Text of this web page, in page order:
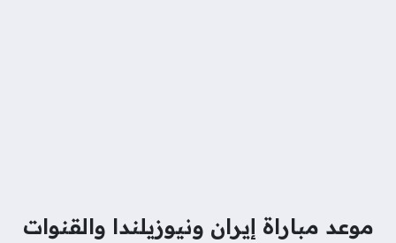
موعد مباراة إيران ونيوزيلندا والقنوات